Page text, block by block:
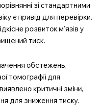
зі стандартними
є привід для перевірки.
розвиток м’язів у
тиск.
обстежень,
томографії для
критичні зміни,
для зниження тиску.